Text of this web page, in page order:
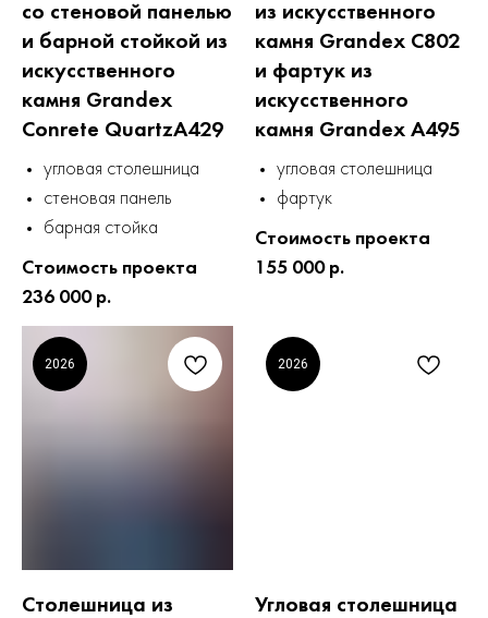
со стеновой панелью
и барной стойкой из
искусственного
камня Grandex
Conrete QuartzA429
угловая столешница
стеновая панель
барная стойка
Стоимость проекта
236 000 р.
из искусственного
камня Grandex C802
и фартук из
искусственного
камня Grandex A495
угловая столешница
фартук
Стоимость проекта
155 000 р.
2026
Столешница из
2026
Угловая столешница